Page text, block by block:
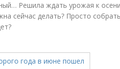
Решила ждать урожая к
сейчас делать? Просто